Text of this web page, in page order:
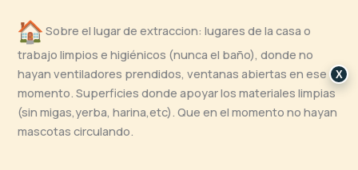
Sobre el lugar de extraccion: lugares de la casa o
trabajo limpios e higiénicos (nunca el baño), donde no
hayan ventiladores prendidos, ventanas abiertas en ese
momento. Superficies donde apoyar los materiales limpias
(sin migas,yerba, harina,etc). Que en el momento no hayan
mascotas circulando.
X